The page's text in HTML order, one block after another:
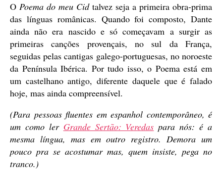
O Poema do meu Cidtalvez seja a primeira obra-prima
das línguas românicas. Quando foi composto, Dante
ainda não era nascido e só começavam a surgir as
primeiras canções provençais, no sul da França,
seguidas pelas cantigas galego-portuguesas, no noroeste
da Península Ibérica. Por tudo isso, o Poema está em
um castelhano antigo, diferente daquele que é falado
hoje, mas ainda compreensível.
(Para pessoas fluentes em espanhol contemporâneo, é
um como ler Grande Sertão: Veredas para nós: é a
mesma língua, mas em outro registro. Demora um
pouco pra se acostumar mas, quem insiste, pega no
tranco.)